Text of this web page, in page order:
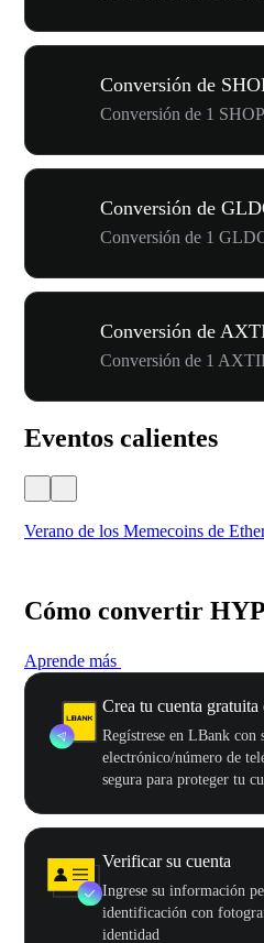
Conversión de
Conversión de 1
Conversión de
Conversión de 1
Conversión de
Conversión de 1
Eventos calientes
Verano de los Memecoins de
Cómo convertir
Aprende más
Crea tu cuenta
Regístrese en LBank con
electrónico/número de
segura para proteger tu
Verificar su cuenta
Ingrese su información
identificación con
identidad